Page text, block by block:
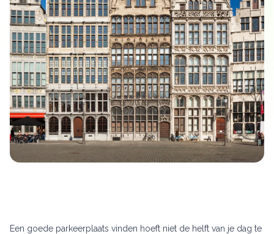
Een goede parkeerplaats vinden hoeft niet de helft van je dag te